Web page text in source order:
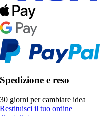
Spedizione e reso
30 giorni per cambiare idea
Restituisci il tuo ordine